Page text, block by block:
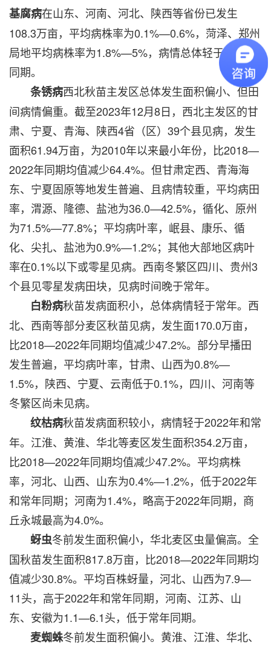
基腐病在山东、河南、河北、陕西等省份已发生
108.3万亩，平均病株率为0.1%—0.6%，菏泽、郑州
局地平均病株率为1.8%—5%，病情总体轻于2022年
同期。
条锈病西北秋苗主发区总体发生面积偏小、但田
间病情偏重。截至2023年12月8日，西北主发区的甘
肃、宁夏、青海、陕西4省（区）39个县见病，发生
面积61.94万亩，为2010年以来最小年份，比2018—
2022年同期均值减少64.4%。但甘肃定西、青海海
东、宁夏固原等地发生普遍、且病情较重，平均病田
率，渭源、隆德、盐池为36.0—42.5%，循化、原州
为71.5%—77.8%；平均病叶率，岷县、康乐、循
化、尖扎、盐池为0.9%—1.2%；其他大部地区病叶
率在0.1%以下或零星见病。西南冬繁区四川、贵州3
个县见零星发病田块，见病时间晚于常年。
白粉病秋苗发病面积小，总体病情轻于常年。西
北、西南等部分麦区秋苗见病，发生面170.0万亩，
比2018—2022年同期均值减少47.2%。部分早播田
发生普遍，平均病叶率，甘肃、山西为0.8%—
1.5%，陕西、宁夏、云南低于0.1%，四川、河南等
冬繁区尚未见病。
纹枯病秋苗发病面积较小，病情轻于2022年和常
年。江淮、黄淮、华北等麦区发生面积354.2万亩，
比2018—2022年同期均值减少47.2%。平均病株
率，河北、山西、山东为0.4%—1.2%，低于2022年
和常年同期；河南为1.4%，略高于2022年同期，商
丘永城最高为4.0%。
蚜虫冬前发生面积偏小，华北麦区虫量偏高。全
国秋苗发生面积817.8万亩，比2018—2022年同期均
值减少30.8%。平均百株蚜量，河北、山西为7.9—
11头，高于2022年和常年同期，河南、江苏、山
东、安徽为1.1—6.1头，低于常年同期。
麦蜘蛛冬前发生面积偏小。黄淮、江淮、华北、